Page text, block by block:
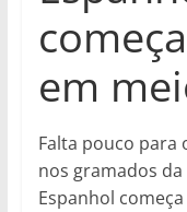
em
Falta pouco para
nos gramados da
Espanhol